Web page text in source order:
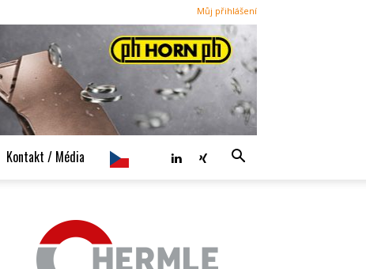
Můj přihlášení
Kontakt / Média